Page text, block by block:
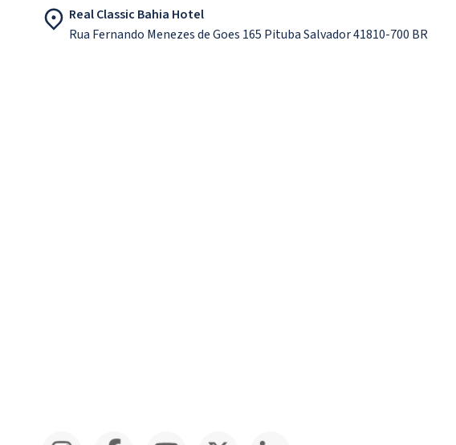
Real Classic Bahia Hotel
Rua Fernando Menezes de Goes 165 Pituba Salvador 41810-700 BR